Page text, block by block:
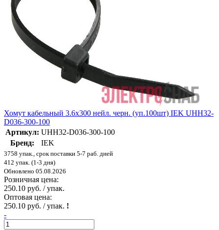
Хомут кабельный 3.6х300 нейл. черн. (уп.100шт) IEK UHH32-
D036-300-100
Артикул: UHH32-D036-300-100
Бренд:
IEK
3758 упак., срок поставки 5-7 раб. дней
412 упак. (1-3 дня)
Обновлено 05.08.2026
Розничная цена:
250.10 руб. / упак.
Оптовая цена:
250.10 руб. / упак. !
-